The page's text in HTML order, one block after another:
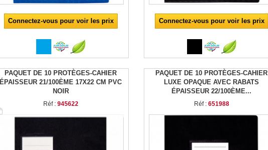
Connectez-vous pour voir les prix Connectez-vous pour voir les prix
PAQUET DE 10 PROTÈGES-CAHIER
ÉPAISSEUR 21/100ÈME 17X22 CM PVC
NOIR
Réf : 945622
PAQUET DE 10 PROTÈGES-CAHIER
LUXE OPAQUE AVEC RABATS
ÉPAISSEUR 22/100ÈME...
Réf : 651988